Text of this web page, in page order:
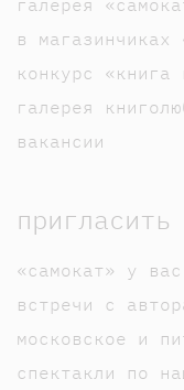
в магазинчиках
конкурс «книга
галерея
вакансии
«самокат» у
встречи с
московское и
спектакли по